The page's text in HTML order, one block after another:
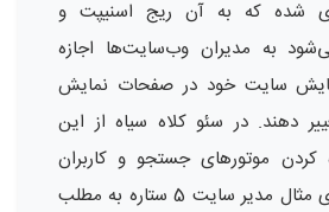
شده که به آن ریج اسنیپت‌ و
به مدیران وب‌سایت‌ها اجازه
سایت خود در صفحات نمایش
دهند. در سئو کلاه سیاه از این
کردن موتورهای جستجو و کاربران
استفاده می‌شود. برای مثال مدیر سایت 5 ستاره به مطلب